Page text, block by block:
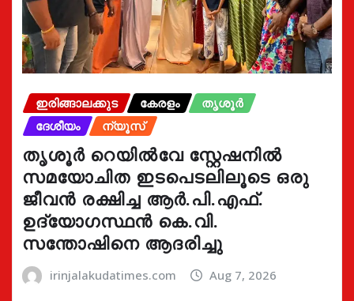
ഇരിങ്ങാലക്കുട കേരളം
തൃശൂർ
ദേശീയം
ന്യൂസ്
തൃശൂർ റെയിൽവേ സ്റ്റേഷനിൽ
സമയോചിത ഇടപെടലിലൂടെ ഒരു
ജീവൻ രക്ഷിച്ച ആർ.പി.എഫ്.
ഉദ്യോഗസ്ഥൻ കെ.വി.
സന്തോഷിനെ ആദരിച്ചു
irinjalakudatimes.com Aug 7, 2026